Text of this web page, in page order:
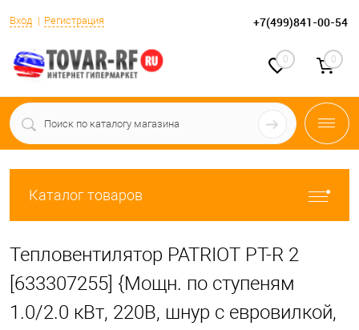
Вход Регистрация +7(499)841-00-54
0 0
Каталог товаров
Тепловентилятор PATRIOT PT-R 2
[633307255] {Мощн. по ступеням
1.0/2.0 кВт, 220В, шнур с евровилкой,